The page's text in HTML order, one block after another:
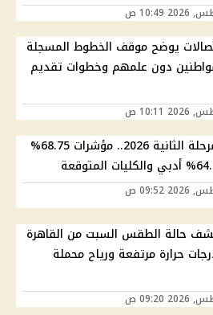
يوضح موقف الخطوط المسجلة
دون علمهم وخطوات تقديم
تنسيق المرحلة الثانية 2026.. مؤشرات 68.75%
حالة الطقس السبت من القاهرة
حرارة مرتفعة ورياح محملة